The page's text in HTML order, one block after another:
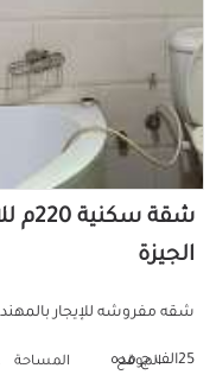
شقة
الجيزة
25الف ج مده الموقع المساحة